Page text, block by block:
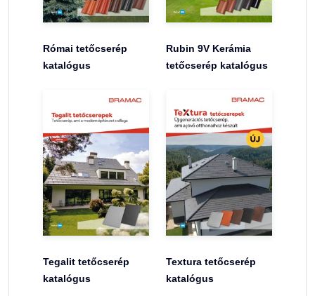
Római tetőcserép
katalógus
Rubin 9V Kerámia
tetőcserép katalógus
Tegalit tetőcserép
katalógus
Textura tetőcserép
katalógus